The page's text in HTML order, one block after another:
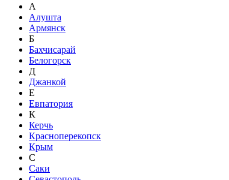
А
Алушта
Армянск
Б
Бахчисарай
Белогорск
Д
Джанкой
Е
Евпатория
К
Керчь
Красноперекопск
Крым
С
Саки